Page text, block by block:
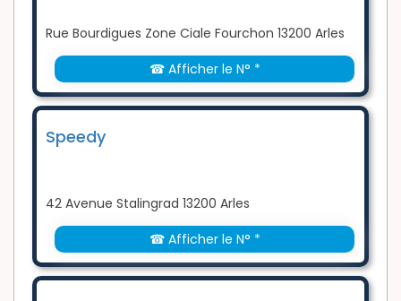
Rue Bourdigues Zone Ciale Fourchon 13200 Arles
☎ Afficher le N° *
Speedy
42 Avenue Stalingrad 13200 Arles
☎ Afficher le N° *